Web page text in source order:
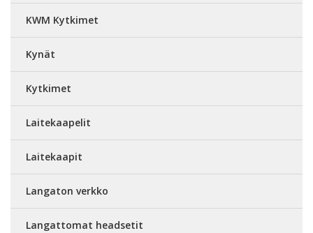
KWM Kytkimet
Kynät
Kytkimet
Laitekaapelit
Laitekaapit
Langaton verkko
Langattomat headsetit